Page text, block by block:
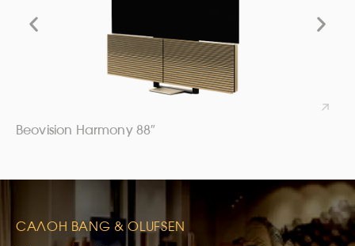
Beovision Harmony 88″
САЛОН BANG & OLUFSEN